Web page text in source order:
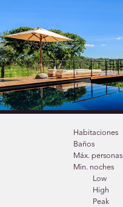
Habitaciones
Baños
Máx. personas
Min. noches
Low
High
Peak